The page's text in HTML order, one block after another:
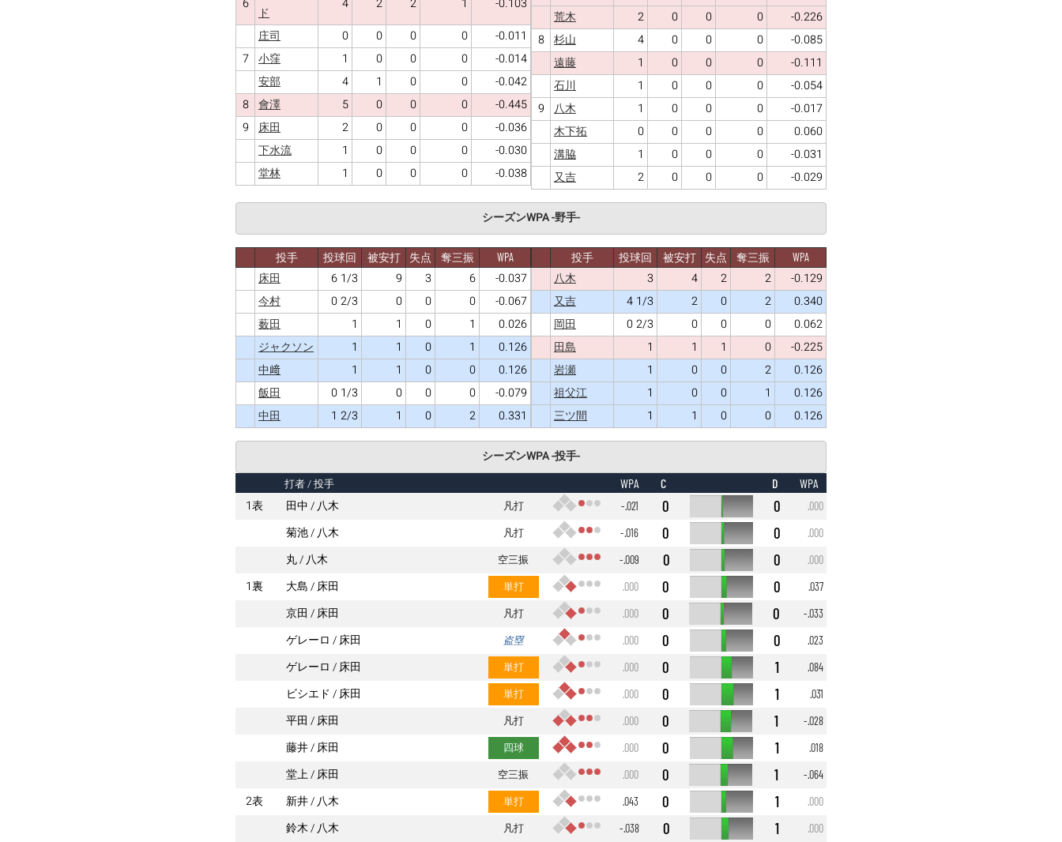
6
ド
4 2 2 1 -0.103
庄司 0 0 0 0
-0.011
7
小窪 1 0 0 0 -0.014
安部 4 1 0 0
-0.042
8
會澤 5 0 0 0
-0.445
9
床田 2 0 0 0 -0.036
下水流 1 0 0 0 -0.030
堂林 1 0 0 0 -0.038
荒木 2 0 0 0
-0.226
8
杉山 4 0 0 0 -0.085
遠藤 1 0 0 0 -0.111
石川 1 0 0 0
-0.054
9
八木 1 0 0 0 -0.017
木下拓 0 0 0 0 0.060
溝脇 1 0 0 0 -0.031
又吉 2 0 0 0 -0.029
シーズンWPA -野手-
投手 投球回 被安打 失点 奪三振 WPA
床田 6 1/3 9 3 6 -0.037
今村 0 2/3 0 0 0 -0.067
薮田 1 1 0 1 0.026
ジャクソン 1 1 0 1 0.126
中﨑 1 1 0 0 0.126
飯田 0 1/3 0 0 0 -0.079
中田 1 2/3 1 0 2 0.331
投手 投球回 被安打 失点 奪三振 WPA
八木 3 4 2 2 -0.129
又吉 4 1/3 2 0 2 0.340
岡田 0 2/3 0 0 0 0.062
田島 1 1 1 0 -0.225
岩瀬 1 0 0 2 0.126
祖父江 1 0 0 1 0.126
三ツ間 1 1 0 0 0.126
シーズンWPA -投手-
打者/ 投手 WPA C D WPA
1表 田中 八木 凡打 -.021 0 0 .000
菊池 八木 凡打 -.016 0 0 .000
丸 八木 空三振 -.009 0 0 .000
1裏 大島 床田 単打 .000 0 0 .037
京田 床田 凡打 .000 0 0 -.033
ゲレーロ 床田 盗塁 .000 0 0 .023
ゲレーロ 床田 単打 .000 0 1 .084
ビシエド 床田 単打 .000 0 1 .031
平田 床田 凡打 .000 0 1 -.028
藤井 床田 四球 .000 0 1 .018
堂上 床田 空三振 .000 0 1 -.064
2表 新井 八木 単打 .043 0 1 .000
鈴木 八木 凡打 -.038 0 1 .000